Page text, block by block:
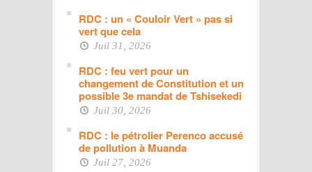
RDC : un « Couloir Vert » pas si
vert que cela
Juil 31, 2026
RDC : feu vert pour un
changement de Constitution et un
possible 3e mandat de Tshisekedi
Juil 30, 2026
RDC : le pétrolier Perenco accusé
de pollution à Muanda
Juil 27, 2026